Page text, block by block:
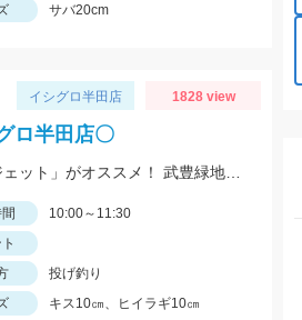
サバ20cm
イシグロ半田店 1828 view
ロ半田店〇
10:00～11:30
投げ釣り
キス10㎝、ヒイラギ10㎝